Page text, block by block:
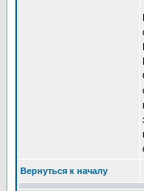
Вернуться к началу